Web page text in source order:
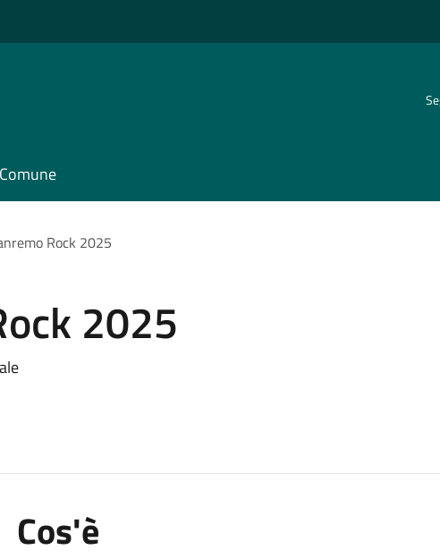
Rock 2025
2025
Cos'è